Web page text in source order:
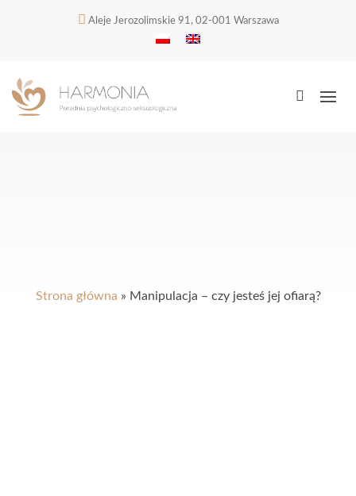
Aleje Jerozolimskie 91, 02-001 Warszawa
Strona główna » Manipulacja – czy jesteś jej ofiarą?